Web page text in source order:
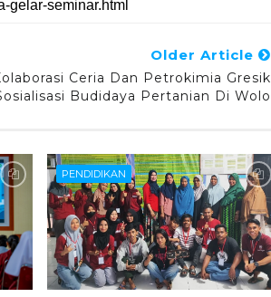
Older Article
Ceria Dan Petrokimia Gresik
Budidaya Pertanian Di Wolo
PENDIDIKAN